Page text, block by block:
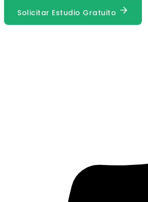
Solicitar Estudio Gratuito